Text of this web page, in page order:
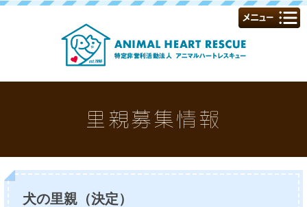
里親募集情報
犬の里親（決定）